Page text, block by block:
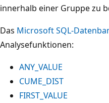
innerhalb einer Gruppe zu
Das Microsoft SQL-
Analysefunktionen:
ANY_VALUE
CUME_DIST
FIRST_VALUE